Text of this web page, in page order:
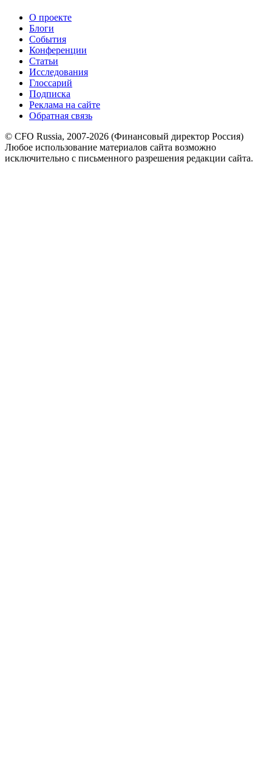
О проекте
Блоги
События
Конференции
Статьи
Исследования
Глоссарий
Подписка
Реклама на сайте
Обратная связь
© CFO Russia, 2007-2026 (Финансовый директор Россия)
Любое использование материалов сайта возможно
исключительно с письменного разрешения редакции сайта.